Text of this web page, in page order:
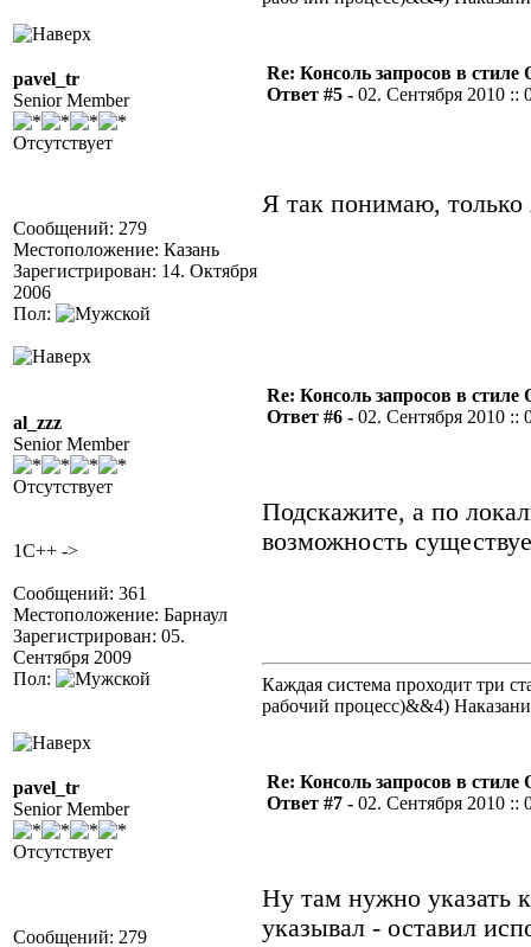
pavel_tr
Senior Member
Отсутствует
Сообщений: 279
Местоположение: Казань
Зарегистрирован: 14. Октября
2006
Пол:
Re: Консоль запросов в стиле
Ответ #5 - 02. Сентября 2010 ::
Я так понимаю, только
al_zzz
Senior Member
Отсутствует
1C++ ->
Сообщений: 361
Местоположение: Барнаул
Зарегистрирован: 05.
Сентября 2009
Пол:
Re: Консоль запросов в стиле
Ответ #6 - 02. Сентября 2010 ::
Подскажите, а по
возможность
Каждая система проходит три
рабочий процесс)&&4)
pavel_tr
Senior Member
Отсутствует
Сообщений: 279
Re: Консоль запросов в стиле
Ответ #7 - 02. Сентября 2010 ::
Ну там нужно указать
указывал - оставил